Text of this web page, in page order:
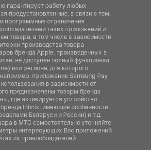
гарантирует работу любых
предустановленные, в связи с тем,
и программные ограничения
таких приложений и
товара, в том числе в зависимости
производства товара
бренда Apple, произведенных в
не доступен полный функционал
или региона, для которого
приложение Samsung Pay
в зависимости от
предназначены товары бренда
где активируется устройство
Infiniх, имеющие особенности
Беларуси и России) и т.д.
в МТС самостоятельно уточняйте
интересующих Вас приложений
их правообладателей